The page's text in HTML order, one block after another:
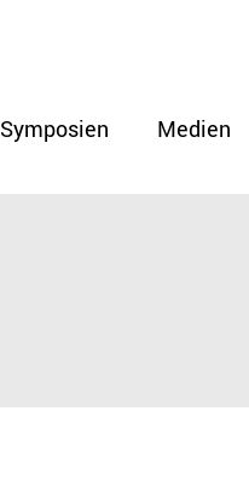
Symposien Medien